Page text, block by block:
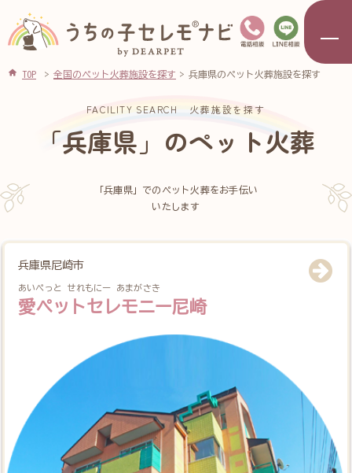
TOP 全国のペット火葬施設を探す 兵庫県のペット火葬施設を探す
「兵庫県」のペット火葬
FACILITY SEARCH 火葬施設を探す
「兵庫県」でのペット火葬をお手伝い
いたします
兵庫県尼崎市
あいぺっと せれもにー あまがさき
愛ペットセレモニー尼崎